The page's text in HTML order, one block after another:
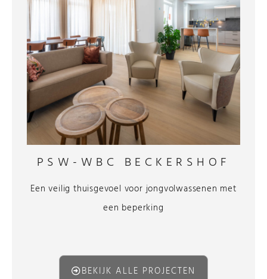
PSW-WBC BECKERSHOF
Een veilig thuisgevoel voor jongvolwassenen met
een beperking
BEKIJK ALLE PROJECTEN